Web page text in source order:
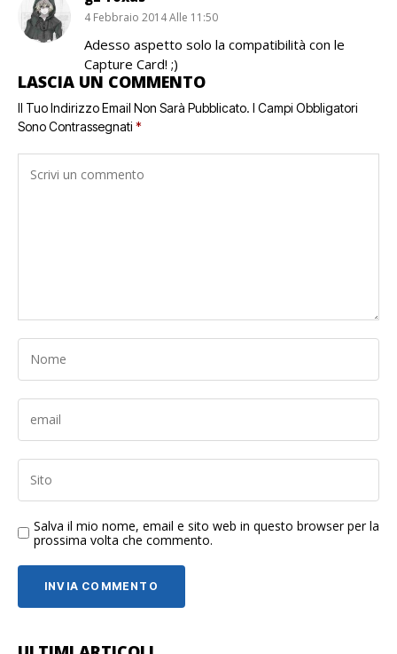
4 Febbraio 2014 Alle 11:50
Adesso aspetto solo la compatibilità con le
Capture Card! ;)
LASCIA UN COMMENTO
Il Tuo Indirizzo Email Non Sarà Pubblicato. I Campi Obbligatori
Sono Contrassegnati *
Salva il mio nome, email e sito web in questo browser per la
prossima volta che commento.